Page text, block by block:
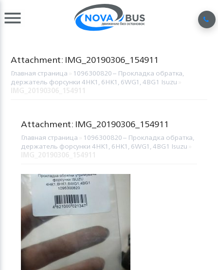
Attachment: IMG_20190306_154911
Главная страница 1096300820 – Прокладка обратка,
держатель форсунки 4HK1, 6HK1, 6WG1, 4BG1 Isuzu
Attachment: IMG_20190306_154911
Главная страница 1096300820 – Прокладка обратка,
держатель форсунки 4HK1, 6HK1, 6WG1, 4BG1 Isuzu